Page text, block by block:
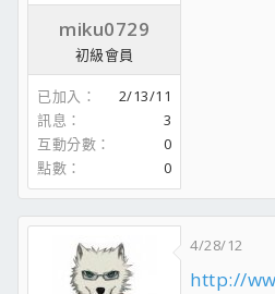
miku0729
初級會員
已加入
2/13/11
訊息
3
互動分數
0
點數
0
4/28/12
http://